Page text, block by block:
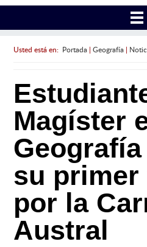
Usted está en: Portada| Geografía|
Magíster
su primer
por la
Austral